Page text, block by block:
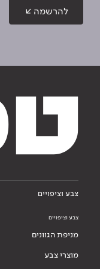
להרשמה
צבע וציפויים
צבע וציפויים
מניפת הגוונים
מוצרי צבע